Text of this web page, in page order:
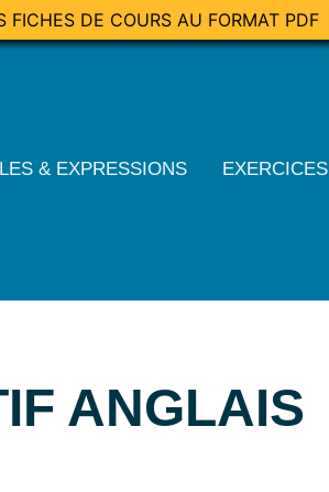
FICHES DE COURS AU FORMAT PDF
& EXPRESSIONS EXERCICES
ANGLAIS